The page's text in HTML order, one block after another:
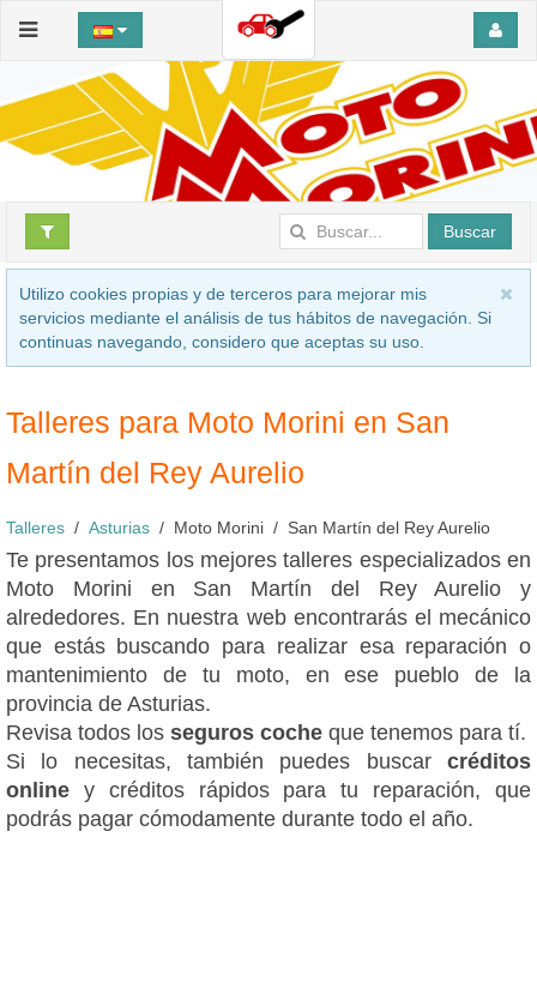
Buscar
Utilizo cookies propias y de terceros para mejorar mis
servicios mediante el análisis de tus hábitos de navegación. Si
continuas navegando, considero que aceptas su uso.
Talleres para Moto Morini en San
Martín del Rey Aurelio
Talleres Asturias Moto Morini San Martín del Rey Aurelio
Te presentamos los mejores talleres especializados en
Moto Morini en San Martín del Rey Aurelio y
alrededores. En nuestra web encontrarás el mecánico
que estás buscando para realizar esa reparación o
mantenimiento de tu moto, en ese pueblo de la
provincia de Asturias.
Revisa todos los seguros coche que tenemos para tí.
Si lo necesitas, también puedes buscar créditos
online y créditos rápidos para tu reparación, que
podrás pagar cómodamente durante todo el año.